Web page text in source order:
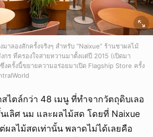
าลองสักครั้งจริงๆ สำหรับ “Naixue” ร้านชาผลไม้
ร ที่ครองใจสายหวานมาตั้งแต่ปี 2015 (เปิดมา
งครั้งนี้ขยายความอร่อยมาเปิด Flagship Store ครั้ง
ไตล์กว่า 48 เมนู ที่ทำจากวัตถุดิบเลอ
เลิศ นม และผลไม้สด โดยที่ Naixue
ผลไม้สดเท่านั้น พลาดไม่ได้เลยคือ